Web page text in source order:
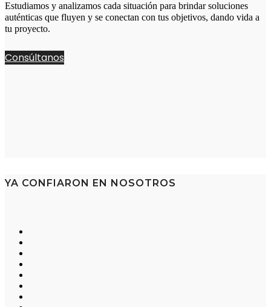
Estudiamos y analizamos cada situación para brindar soluciones
auténticas que fluyen y se conectan con tus objetivos, dando vida a
tu proyecto.
Consúltanos
YA CONFIARON EN NOSOTROS